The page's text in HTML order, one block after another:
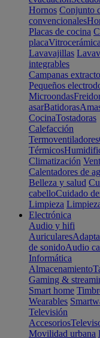
Hornos Conjunto
convencionales
Placas de cocina
placaVitrocerámica
Lavavajillas
integrables
Campanas
Pequeños
Microondas
asarBatidoras
CocinaTostadoras
Calefacción
Termoventiladores
Térmicos
Climatización
Calentadores de
Belleza y salud
cabelloCuidado
Limpieza
Electrónica
Audio y hifi
Auriculares
de sonidoAudio
Informática
Almacenamiento
Gaming &
Smart home
Wearables
Televisión
Accesorios
Movilidad urbana